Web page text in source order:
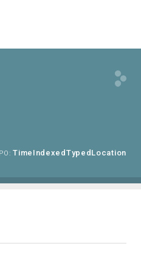
TimeIndexedTypedLocation